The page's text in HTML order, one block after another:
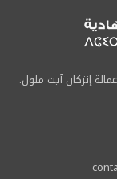
الجهادية ، عمالة إنزكان آيت ملول.